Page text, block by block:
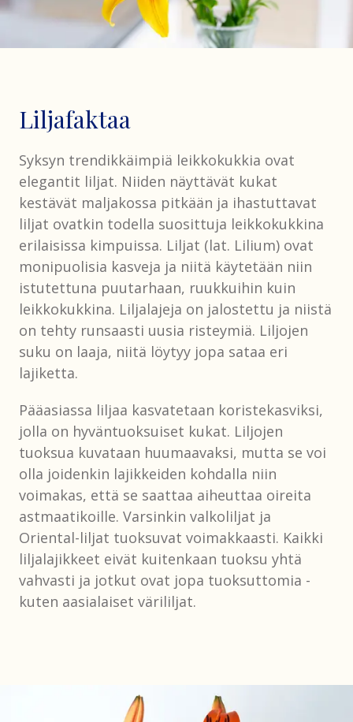
Liljafaktaa
Syksyn trendikkäimpiä leikkokukkia ovat
elegantit liljat. Niiden näyttävät kukat
kestävät maljakossa pitkään ja ihastuttavat
liljat ovatkin todella suosittuja leikkokukkina
erilaisissa kimpuissa. Liljat (lat. Lilium) ovat
monipuolisia kasveja ja niitä käytetään niin
istutettuna puutarhaan, ruukkuihin kuin
leikkokukkina. Liljalajeja on jalostettu ja niistä
on tehty runsaasti uusia risteymiä. Liljojen
suku on laaja, niitä löytyy jopa sataa eri
lajiketta.
Pääasiassa liljaa kasvatetaan koristekasviksi,
jolla on hyväntuoksuiset kukat. Liljojen
tuoksua kuvataan huumaavaksi, mutta se voi
olla joidenkin lajikkeiden kohdalla niin
voimakas, että se saattaa aiheuttaa oireita
astmaatikoille. Varsinkin valkoliljat ja
Oriental-liljat tuoksuvat voimakkaasti. Kaikki
liljalajikkeet eivät kuitenkaan tuoksu yhtä
vahvasti ja jotkut ovat jopa tuoksuttomia -
kuten aasialaiset värililjat.